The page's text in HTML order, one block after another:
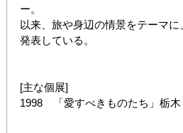
ー。
以来、旅や身辺の情景をテーマ
発表している。
[主な個展]
1998　「愛すべきものたち」栃
2005　「ニャーとシャー」根津